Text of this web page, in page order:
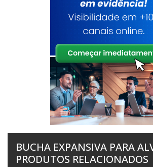
BUCHA EXPANSIVA PARA
PRODUTOS RELACIONADOS